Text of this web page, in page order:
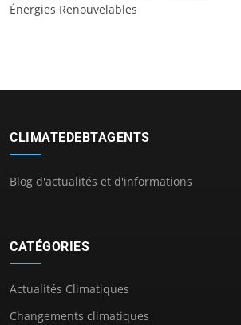
Énergies Renouvelables
CLIMATEDEBTAGENTS
Blog d'actualités et d'informations
CATÉGORIES
Actualités Climatiques
Changements climatiques